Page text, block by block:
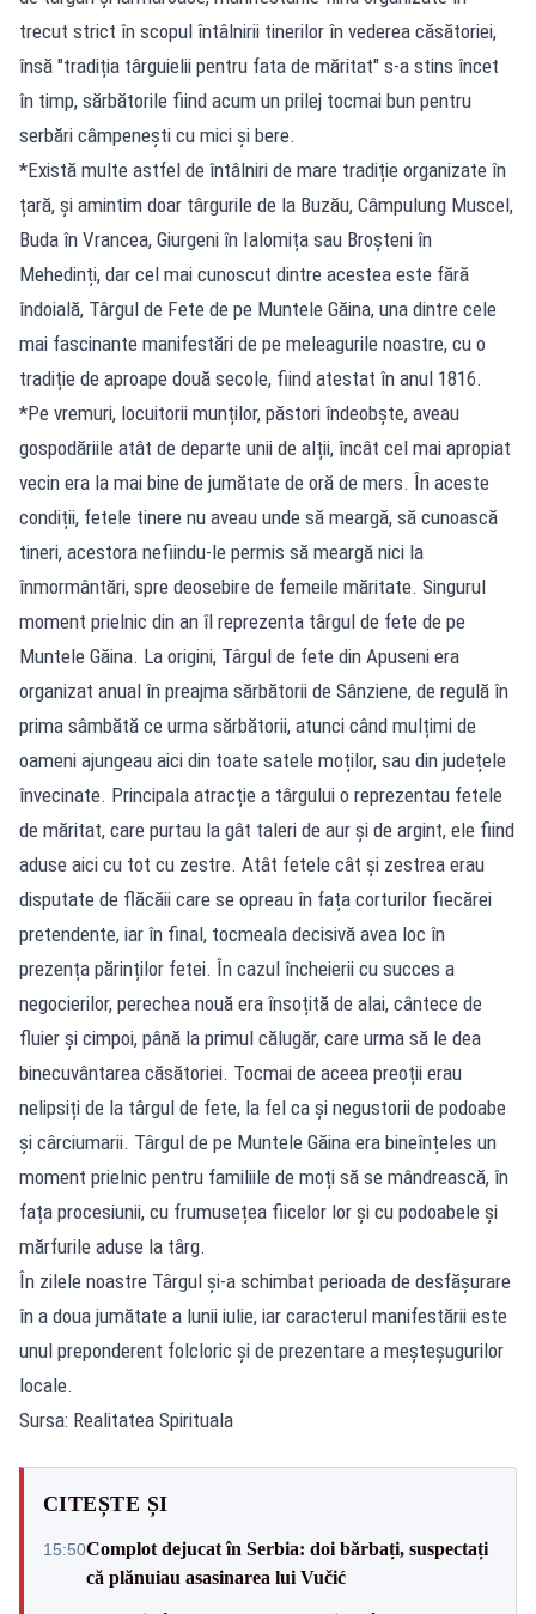
trecut strict în scopul întâlnirii tinerilor în vederea căsătoriei,
însă "tradiția târguielii pentru fata de măritat" s-a stins încet
în timp, sărbătorile fiind acum un prilej tocmai bun pentru
serbări câmpenești cu mici și bere.
*Există multe astfel de întâlniri de mare tradiție organizate în
țară, și amintim doar târgurile de la Buzău, Câmpulung Muscel,
Buda în Vrancea, Giurgeni în Ialomița sau Broșteni în
Mehedinți, dar cel mai cunoscut dintre acestea este fără
îndoială, Târgul de Fete de pe Muntele Găina, una dintre cele
mai fascinante manifestări de pe meleagurile noastre, cu o
tradiție de aproape două secole, fiind atestat în anul 1816.
*Pe vremuri, locuitorii munților, păstori îndeobște, aveau
gospodăriile atât de departe unii de alții, încât cel mai apropiat
vecin era la mai bine de jumătate de oră de mers. În aceste
condiții, fetele tinere nu aveau unde să meargă, să cunoască
tineri, acestora nefiindu-le permis să meargă nici la
înmormântări, spre deosebire de femeile măritate. Singurul
moment prielnic din an îl reprezenta târgul de fete de pe
Muntele Găina. La origini, Târgul de fete din Apuseni era
organizat anual în preajma sărbătorii de Sânziene, de regulă în
prima sâmbătă ce urma sărbătorii, atunci când mulțimi de
oameni ajungeau aici din toate satele moților, sau din județele
învecinate. Principala atracție a târgului o reprezentau fetele
de măritat, care purtau la gât taleri de aur și de argint, ele fiind
aduse aici cu tot cu zestre. Atât fetele cât și zestrea erau
disputate de flăcăii care se opreau în fața corturilor fiecărei
pretendente, iar în final, tocmeala decisivă avea loc în
prezența părinților fetei. În cazul încheierii cu succes a
negocierilor, perechea nouă era însoțită de alai, cântece de
fluier și cimpoi, până la primul călugăr, care urma să le dea
binecuvântarea căsătoriei. Tocmai de aceea preoții erau
nelipsiți de la târgul de fete, la fel ca și negustorii de podoabe
și cârciumarii. Târgul de pe Muntele Găina era bineînțeles un
moment prielnic pentru familiile de moți să se mândrească, în
fața procesiunii, cu frumusețea fiicelor lor și cu podoabele și
mărfurile aduse la târg.
În zilele noastre Târgul și-a schimbat perioada de desfășurare
în a doua jumătate a lunii iulie, iar caracterul manifestării este
unul preponderent folcloric și de prezentare a meșteșugurilor
locale.
Sursa: Realitatea Spirituala
CITEȘTE ȘI
15:50Complot dejucat în Serbia: doi bărbați, suspectați
că plănuiau asasinarea lui Vučić